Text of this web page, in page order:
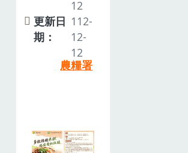
12
更新日
期：
112-
12-
12
農糧署